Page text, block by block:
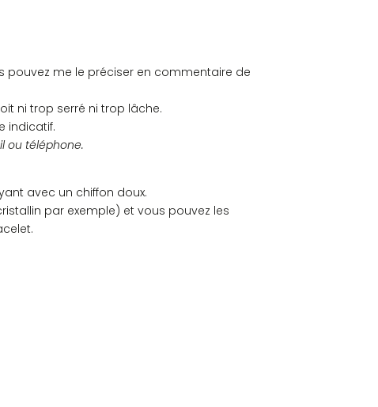
pouvez me le préciser en commentaire de
ni trop serré ni trop lâche.
indicatif.
ou téléphone.
avec un chiffon doux.
par exemple) et vous pouvez les